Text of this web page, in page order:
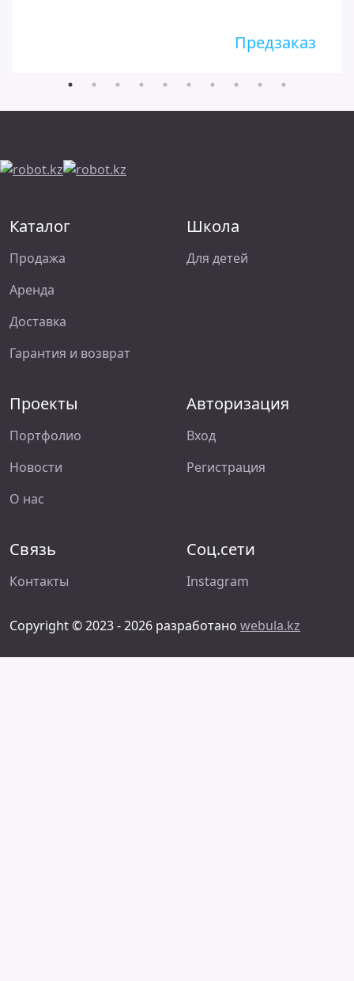
Предзаказ
Каталог
Продажа
Аренда
Доставка
Гарантия и возврат
Школа
Для детей
Проекты
Портфолио
Новости
О нас
Авторизация
Вход
Регистрация
Связь
Контакты
Соц.сети
Instagram
Copyright © 2023 - 2026 разработано webula.kz